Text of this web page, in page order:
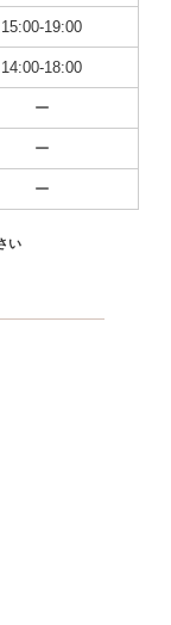
15:00-19:00
14:00-18:00
ー
ー
ー
い